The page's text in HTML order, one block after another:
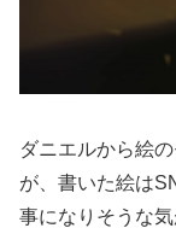
ダニエルから絵
が、書いた絵は
事になりそうな気